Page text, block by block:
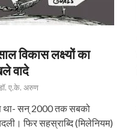
विकास लक्ष्यों का
वादे
ए.के. अरुण
था- सन् 2000 तक सबको
फिर सहस्राब्दि (मिलेनियम)